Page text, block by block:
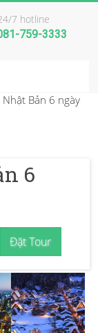
7 hotline
759-3333
Nhật Bản 6 ngày
6
Đặt Tour